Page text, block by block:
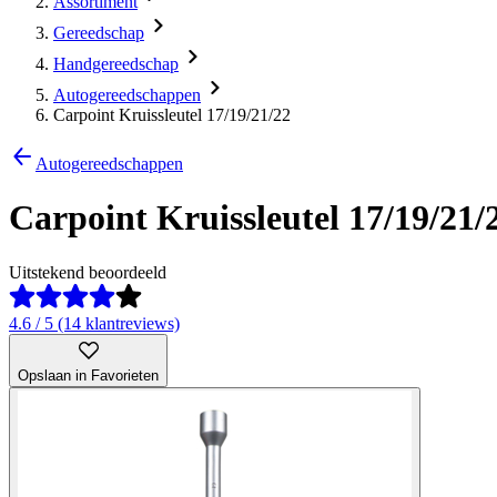
Gereedschap
Handgereedschap
Autogereedschappen
Carpoint Kruissleutel 17/19/21/22
Autogereedschappen
Carpoint Kruissleutel 17/19/21/
Uitstekend beoordeeld
4.6 / 5 (14 klantreviews)
Opslaan in Favorieten